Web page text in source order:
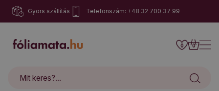
Gyors szállítás Telefonszám: +48 32 700 37 99
0 0